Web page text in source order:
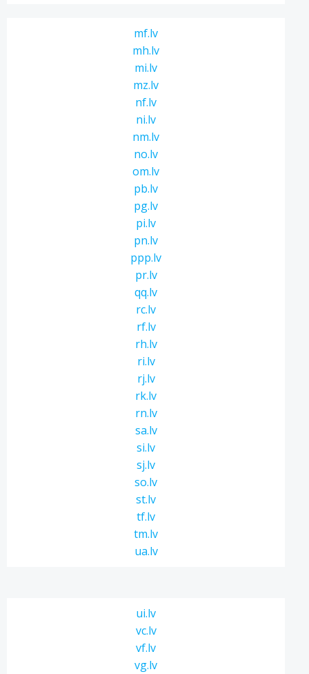
mf.lv
mh.lv
mi.lv
mz.lv
nf.lv
ni.lv
nm.lv
no.lv
om.lv
pb.lv
pg.lv
pi.lv
pn.lv
ppp.lv
pr.lv
qq.lv
rc.lv
rf.lv
rh.lv
ri.lv
rj.lv
rk.lv
rn.lv
sa.lv
si.lv
sj.lv
so.lv
st.lv
tf.lv
tm.lv
ua.lv
ui.lv
vc.lv
vf.lv
vg.lv